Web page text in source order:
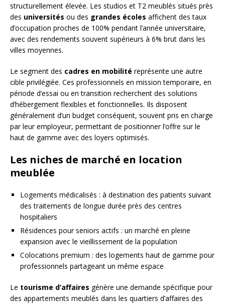
structurellement élevée. Les studios et T2 meublés situés près
des universités ou des grandes écoles affichent des taux
d’occupation proches de 100% pendant l’année universitaire,
avec des rendements souvent supérieurs à 6% brut dans les
villes moyennes.
Le segment des cadres en mobilité représente une autre
cible privilégiée. Ces professionnels en mission temporaire, en
période d’essai ou en transition recherchent des solutions
d’hébergement flexibles et fonctionnelles. Ils disposent
généralement d’un budget conséquent, souvent pris en charge
par leur employeur, permettant de positionner l’offre sur le
haut de gamme avec des loyers optimisés.
Les niches de marché en location
meublée
Logements médicalisés : à destination des patients suivant
des traitements de longue durée près des centres
hospitaliers
Résidences pour seniors actifs : un marché en pleine
expansion avec le vieillissement de la population
Colocations premium : des logements haut de gamme pour
professionnels partageant un même espace
Le tourisme d’affaires génère une demande spécifique pour
des appartements meublés dans les quartiers d’affaires des